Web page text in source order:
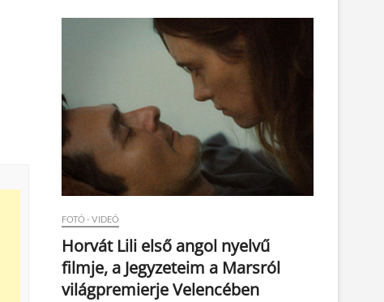
FOTÓ - VIDEÓ
Horvát Lili első angol nyelvű
filmje, a Jegyzeteim a Marsról
világpremierje Velencében